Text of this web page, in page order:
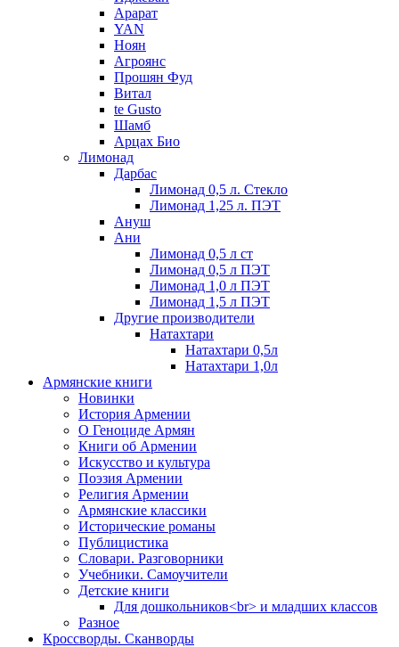
Арарат
YAN
Ноян
Агроянс
Прошян Фуд
Витал
te Gusto
Шамб
Арцах Био
Лимонад
Дарбас
Лимонад 0,5 л. Стекло
Лимонад 1,25 л. ПЭТ
Ануш
Ани
Лимонад 0,5 л ст
Лимонад 0,5 л ПЭТ
Лимонад 1,0 л ПЭТ
Лимонад 1,5 л ПЭТ
Другие производители
Натахтари
Натахтари 0,5л
Натахтари 1,0л
Армянские книги
Новинки
История Армении
О Геноциде Армян
Книги об Армении
Иcкусство и культура
Поэзия Армении
Религия Армении
Армянские классики
Исторические романы
Публицистика
Словари. Разговорники
Учебники. Самоучители
Детские книги
Для дошкольников<br> и младших классов
Разное
Кроссворды. Сканворды